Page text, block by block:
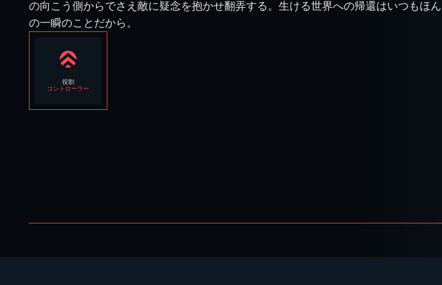
の向こう側からでさえ敵に疑念を抱かせ翻弄する。生ける世界への帰還はいつもほん
の一瞬のことだから。
役割
コントローラー